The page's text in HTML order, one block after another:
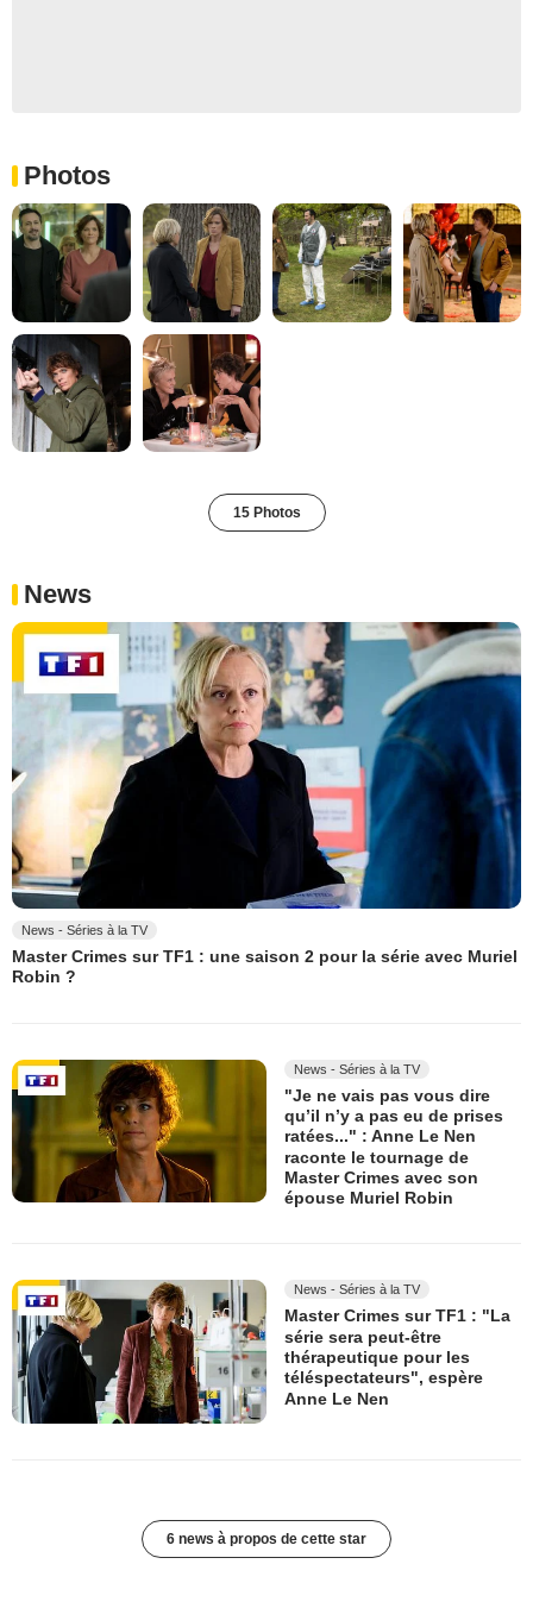
Photos
15 Photos
News
News - Séries à la TV
Master Crimes sur TF1 : une saison 2 pour la série avec Muriel
Robin ?
News - Séries à la TV
"Je ne vais pas vous dire
qu’il n’y a pas eu de prises
ratées..." : Anne Le Nen
raconte le tournage de
Master Crimes avec son
épouse Muriel Robin
News - Séries à la TV
Master Crimes sur TF1 : "La
série sera peut-être
thérapeutique pour les
téléspectateurs", espère
Anne Le Nen
6 news à propos de cette star